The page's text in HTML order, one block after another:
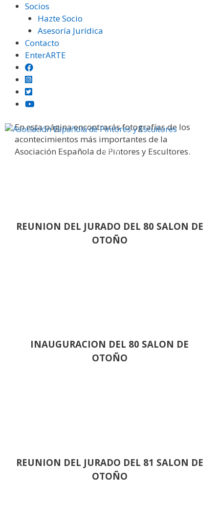
Saltar
contenido
Socios
Hazte Socio
Asesoría Jurídica
Contacto
EnterARTE
Menú
En esta página encontrarás fotografías de los
acontecimientos más importantes de la
Asociación Española de Pintores y Escultores.
REUNION DEL JURADO DEL 80 SALON DE
OTOÑO
INAUGURACION DEL 80 SALON DE
OTOÑO
REUNION DEL JURADO DEL 81 SALON DE
OTOÑO